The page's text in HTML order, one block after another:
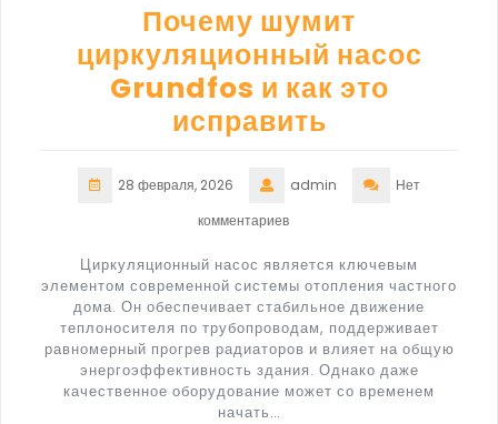
Почему шумит
циркуляционный насос
Grundfos и как это
исправить
28 февраля, 2026 admin
Нет
комментариев
Циркуляционный насос является ключевым
элементом современной системы отопления частного
дома. Он обеспечивает стабильное движение
теплоносителя по трубопроводам, поддерживает
равномерный прогрев радиаторов и влияет на общую
энергоэффективность здания. Однако даже
качественное оборудование может со временем
начать…